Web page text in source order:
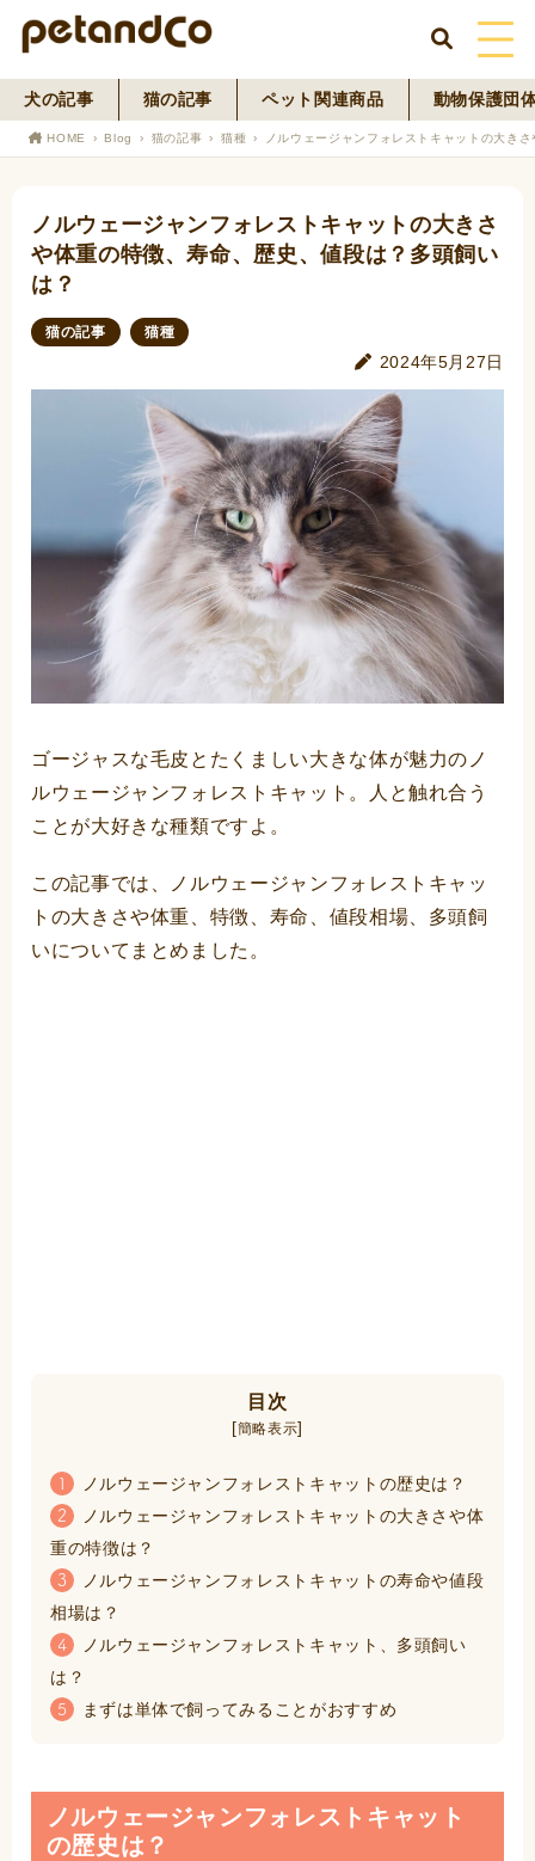
HOME
News
犬の記事 猫の記事 ペット関連商品 動物保護団
HOME Blog 猫の記事 猫種 ノルウェージャンフォレストキャットの大き
ノルウェージャンフォレストキャットの大きさ
や体重の特徴、寿命、歴史、値段は？多頭飼い
は？
猫の記事 猫種
2024年5月27日
ゴージャスな毛皮とたくましい大きな体が魅力のノ
ルウェージャンフォレストキャット。人と触れ合う
ことが大好きな種類ですよ。
この記事では、ノルウェージャンフォレストキャッ
トの大きさや体重、特徴、寿命、値段相場、多頭飼
いについてまとめました。
目次
[簡略表示]
1 ノルウェージャンフォレストキャットの歴史は？
2
ノルウェージャンフォレストキャットの大きさや体
重の特徴は？
3
ノルウェージャンフォレストキャットの寿命や値段
相場は？
4
ノルウェージャンフォレストキャット、多頭飼い
は？
5 まずは単体で飼ってみることがおすすめ
ノルウェージャンフォレストキャット
の歴史は？